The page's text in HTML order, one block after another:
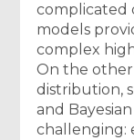
complicated
models
complex
On the
distribution,
and
challenging: